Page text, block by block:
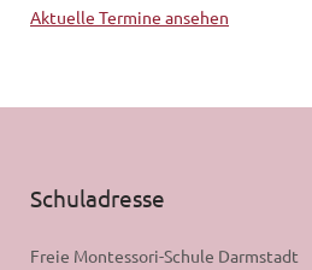
Aktuelle Termine ansehen
Schuladresse
Freie Montessori-Schule Darmstadt